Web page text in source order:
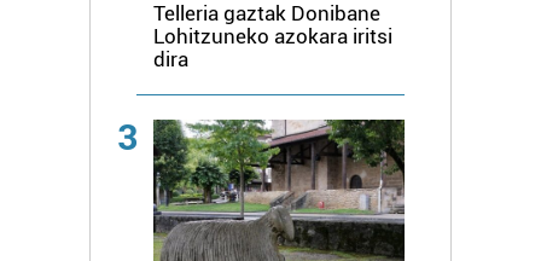
Telleria gaztak Donibane
Lohitzuneko azokara iritsi
dira
3